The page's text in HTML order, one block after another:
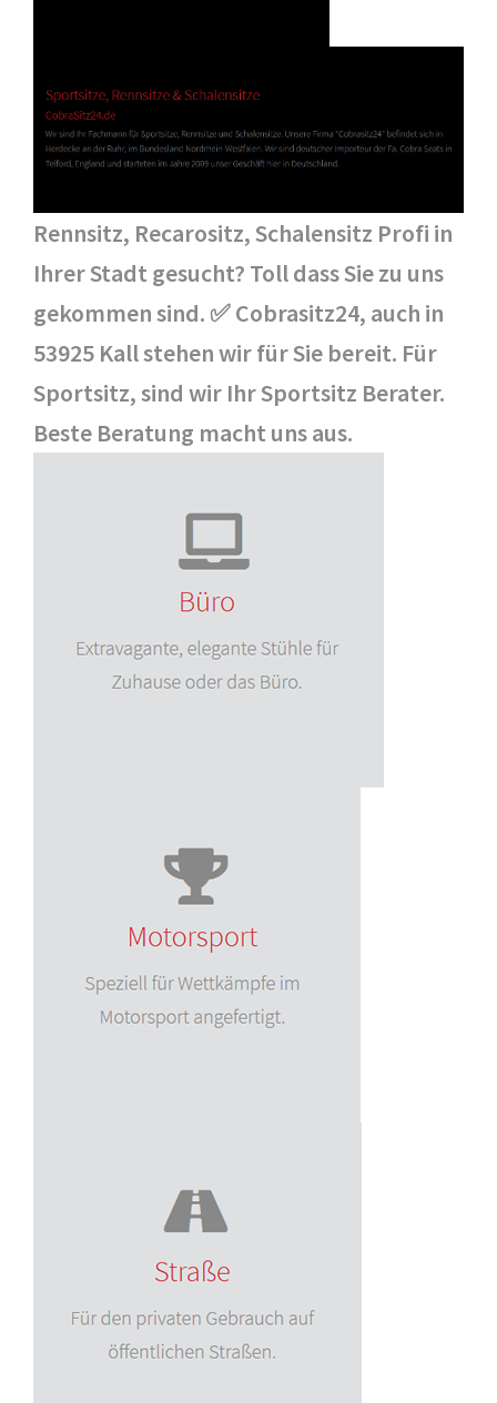
Rennsitz, Recarositz, Schalensitz Profi in
Ihrer Stadt gesucht? Toll dass Sie zu uns
gekommen sind. ✅ Cobrasitz24, auch in
53925 Kall stehen wir für Sie bereit. Für
Sportsitz, sind wir Ihr Sportsitz Berater.
Beste Beratung macht uns aus.